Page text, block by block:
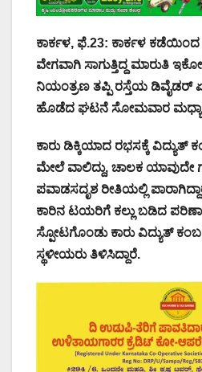
ಕಾರ್ಕಳ, ಫೆ.23: ಕಾರ್ಕಳ
ವೇಗವಾಗಿ ಸಾಗುತ್ತಿದ್ದ ಮಾರುತಿ
ನಿಯಂತ್ರಣ ತಪ್ಪಿ ರಸ್ತೆಯ ಡಿವೈಡರ್
ಹೊಡೆದ ಘಟನೆ ಸೋಮವಾರ
ಕಾರು ಡಿಕ್ಕಿಯಾದ ರಭಸಕ್ಕೆ ವಿದ್ಯುತ್
ಮೇಲೆ ವಾಲಿದ್ದು, ಚಾಲಕ ಯಾವುದೇ
ಪವಾಡಸದೃಶ ರೀತಿಯಲ್ಲಿ
ಕಾರಿನ ಟಯರಿಗೆ ಕಲ್ಲು ಬಡಿದ
ಸ್ಪೋಟಗೊಂಡು ಕಾರು ವಿದ್ಯುತ್
ಸ್ಥಳೀಯರು ತಿಳಿಸಿದ್ದಾರೆ.